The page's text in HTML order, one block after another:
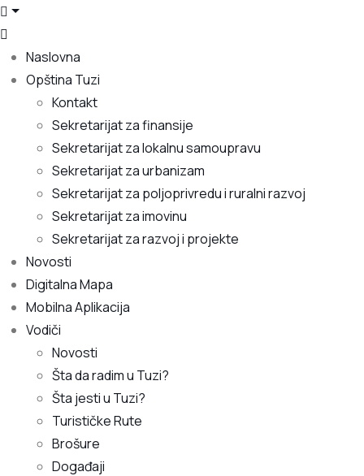
Naslovna
Opština Tuzi
Kontakt
Sekretarijat za finansije
Sekretarijat za lokalnu samoupravu
Sekretarijat za urbanizam
Sekretarijat za poljoprivredu i ruralni razvoj
Sekretarijat za imovinu
Sekretarijat za razvoj i projekte
Novosti
Digitalna Mapa
Mobilna Aplikacija
Vodiči
Novosti
Šta da radim u Tuzi?
Šta jesti u Tuzi?
Turističke Rute
Brošure
Događaji